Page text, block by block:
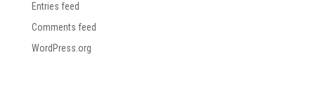
Entries feed
Comments feed
WordPress.org